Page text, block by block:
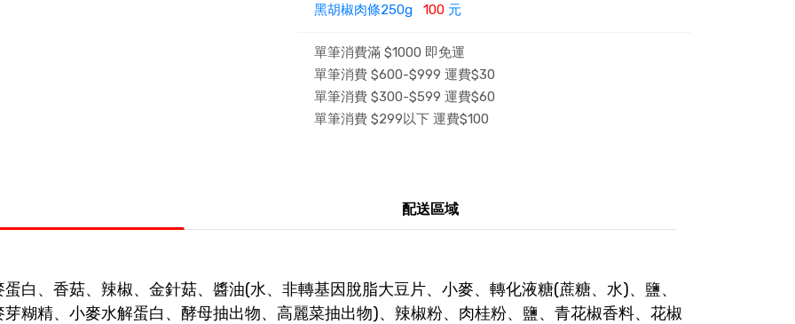
黑胡椒肉條250g 100 元
單筆消費滿 $1000 即免運
單筆消費 $600-$999 運費$30
單筆消費 $300-$599 運費$60
單筆消費 $299以下 運費$100
配送區域
白、香菇、辣椒、金針菇、醬油(水、非轉基因脫脂大豆片、小麥、轉化液糖(蔗糖、水)、鹽、
糊精、小麥水解蛋白、酵母抽出物、高麗菜抽出物)、辣椒粉、肉桂粉、鹽、青花椒香料、花椒